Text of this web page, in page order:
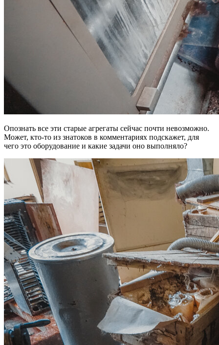
Опознать все эти старые агрегаты сейчас почти невозможно.
Может, кто-то из знатоков в комментариях подскажет, для
чего это оборудование и какие задачи оно выполняло?